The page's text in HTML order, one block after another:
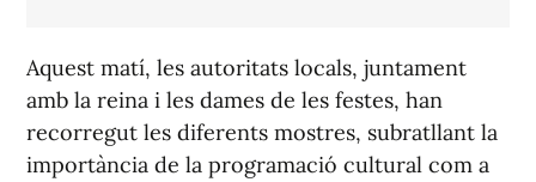
Aquest matí, les autoritats locals, juntament
amb la reina i les dames de les festes, han
recorregut les diferents mostres, subratllant la
importància de la programació cultural com a